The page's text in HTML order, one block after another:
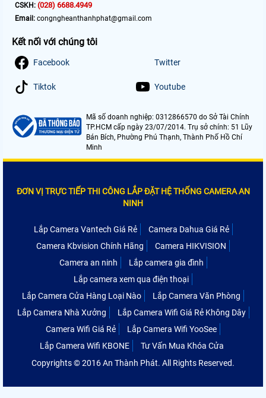
CSKH: (028) 6688.4949
Email: congngheanthanhphat@gmail.com
Kết nối với chúng tôi
Facebook Twitter
Tiktok Youtube
Mã số doanh nghiệp: 0312866570 do Sở Tài Chính
TP.HCM cấp ngày 23/07/2014. Trụ sở chính: 51 Lũy
Bán Bích, Phường Phú Thạnh, Thành Phố Hồ Chí
Minh
ĐƠN VỊ TRỰC TIẾP THI CÔNG LẮP ĐẶT HỆ THỐNG CAMERA AN
NINH
Lắp Camera Vantech Giá Rẻ
Camera Dahua Giá Rẻ
Camera Kbvision Chính Hãng
Camera HIKVISION
Camera an ninh
Lắp camera gia đình
Lắp camera xem qua điện thoại
Lắp Camera Cửa Hàng Loại Nào
Lắp Camera Văn Phòng
Lắp Camera Nhà Xưởng
Lắp Camera Wifi Giá Rẻ Không Dây
Camera Wifi Giá Rẻ
Lắp Camera Wifi YooSee
Lắp Camera Wifi KBONE
Tư Vấn Mua Khóa Cửa
Copyrights © 2016 An Thành Phát. All Rights Reserved.